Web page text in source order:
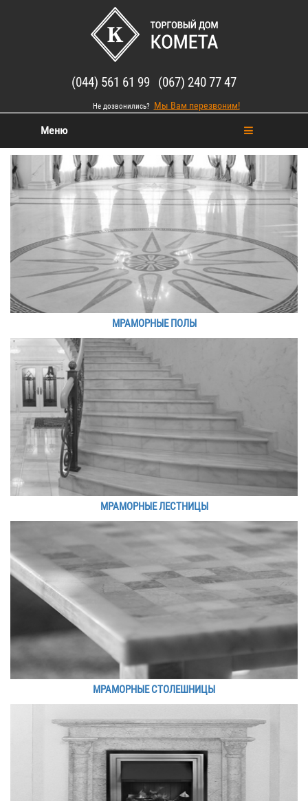
(044) 561 61 99 (067) 240 77 47
Не дозвонились? Мы Вам перезвоним!
Меню
МРАМОРНЫЕ ПОЛЫ
МРАМОРНЫЕ ЛЕСТНИЦЫ
МРАМОРНЫЕ СТОЛЕШНИЦЫ